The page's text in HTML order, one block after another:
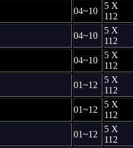
04~10
5 X
112
04~10
5 X
112
04~10
5 X
112
01~12
5 X
112
01~12
5 X
112
01~12
5 X
112